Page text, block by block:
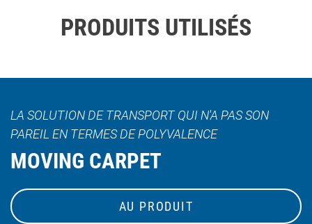
PRODUITS UTILISÉS
LA SOLUTION DE TRANSPORT QUI N'A PAS SON
PAREIL EN TERMES DE POLYVALENCE
MOVING CARPET
AU PRODUIT